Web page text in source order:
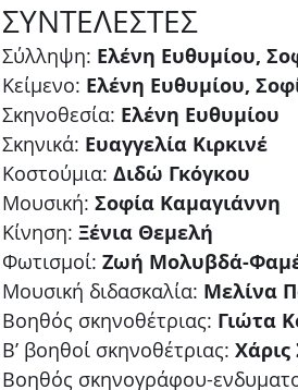
ΣΥΝΤΕΛΕΣΤΕΣ
Σύλληψη: Ελένη Ευθυμίου,
Κείμενο: Ελένη Ευθυμίου,
Σκηνοθεσία: Ελένη Ευθυμίου
Σκηνικά: Ευαγγελία Κιρκινέ
Κοστούμια: Διδώ Γκόγκου
Μουσική: Σοφία Καμαγιάννη
Κίνηση: Ξένια Θεμελή
Φωτισμοί: Ζωή Μολυβδά-
Μουσική διδασκαλία: Μελίνα
Βοηθός σκηνοθέτριας: Γιώτα
Β’ βοηθοί σκηνοθέτριας:
Βοηθός σκηνογράφου-